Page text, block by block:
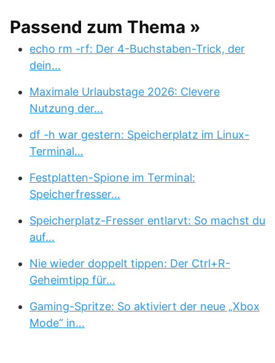
Passend zum Thema »
echo rm -rf: Der 4-Buchstaben-Trick, der
dein…
Maximale Urlaubstage 2026: Clevere
Nutzung der…
df -h war gestern: Speicherplatz im Linux-
Terminal…
Festplatten-Spione im Terminal:
Speicherfresser…
Speicherplatz-Fresser entlarvt: So machst du
auf…
Nie wieder doppelt tippen: Der Ctrl+R-
Geheimtipp für…
Gaming-Spritze: So aktiviert der neue „Xbox
Mode“ in…